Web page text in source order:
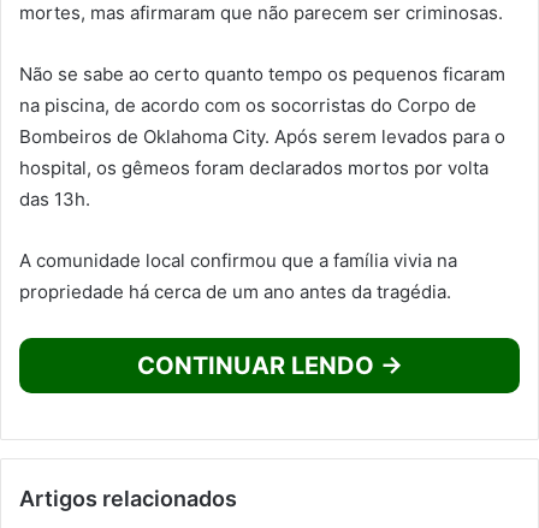
mortes, mas afirmaram que não parecem ser criminosas.
Não se sabe ao certo quanto tempo os pequenos ficaram
na piscina, de acordo com os socorristas do Corpo de
Bombeiros de Oklahoma City. Após serem levados para o
hospital, os gêmeos foram declarados mortos por volta
das 13h.
A comunidade local confirmou que a família vivia na
propriedade há cerca de um ano antes da tragédia.
CONTINUAR LENDO →
Artigos relacionados